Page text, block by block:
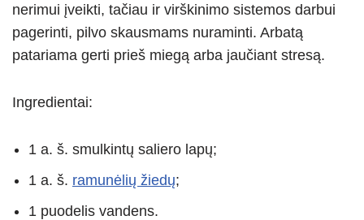
nerimui įveikti, tačiau ir virškinimo sistemos darbui
pagerinti, pilvo skausmams nuraminti. Arbatą
patariama gerti prieš miegą arba jaučiant stresą.
Ingredientai:
1 a. š. smulkintų saliero lapų;
1 a. š. ramunėlių žiedų;
1 puodelis vandens.